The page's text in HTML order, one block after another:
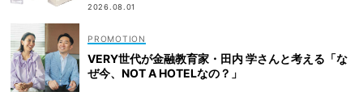
2026.08.01
VERY世代が金融教育家・田内 学さんと考える「な
ぜ今、NOT A HOTELなの？」